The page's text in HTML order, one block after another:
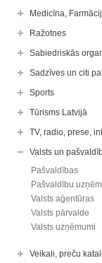
Medicīna,
Ražotnes
Sabiedriskās
Sadzīves un citi
Sports
Tūrisms Latvijā
TV, radio, prese,
Valsts un
Pašvaldības
Pašvaldību
Valsts aģentūras
Valsts pārvalde
Valsts uzņēmumi
Veikali, preču